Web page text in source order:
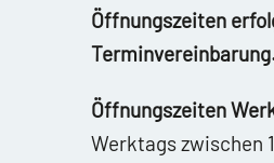
Öffnungszeiten
Öffnungszeiten
Werktags zwischen